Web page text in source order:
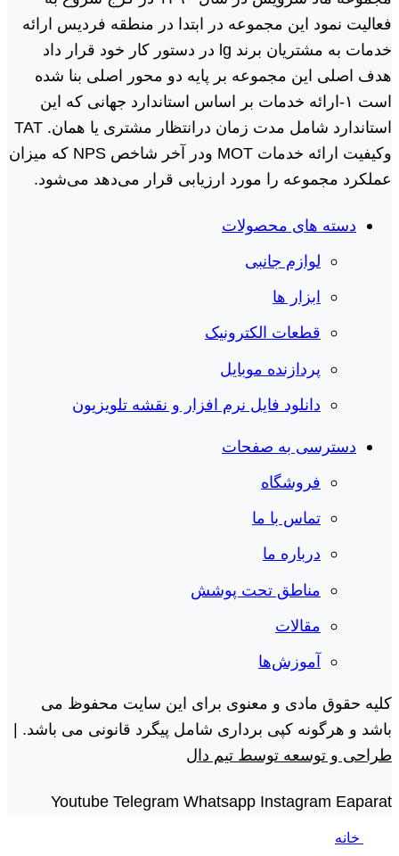
فعالیت نمود این مجموعه در ابتدا در منطقه فردیس ارائه
خدمات به مشتریان برند lg در دستور کار خود قرار داد
هدف اصلی این مجموعه بر پایه دو محور اصلی بنا شده
است ١-ارائه خدمات بر اساس استاندارد جهانی که این
استاندارد شامل مدت زمان درانتظار مشتری یا همان. TAT
وکیفیت ارائه خدمات MOT ودر آخر شاخص NPS که میزان
عملکرد مجموعه را مورد ارزیابی قرار می‌دهد می‌شود.
دسته های محصولات
لوازم جانبی
ابزار ها
قطعات الکترونیک
پردازنده موبایل
دانلود فایل نرم افزار و نقشه تلویزیون
دسترسی به صفحات
فروشگاه
تماس با ما
درباره ما
مناطق تحت پوشش
مقالات
آموزش‌ها
کلیه حقوق مادی و معنوی برای این سایت محفوظ می
باشد و هرگونه کپی برداری شامل پیگرد قانونی می باشد. |
طراحی و توسعه توسط تیم دال
Youtube Telegram Whatsapp Instagram Eaparat
خانه